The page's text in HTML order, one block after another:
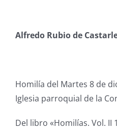
Alfredo Rubio de
Homilía del Martes 8 de
Iglesia parroquial de la
Del libro «Homilías. Vol. II